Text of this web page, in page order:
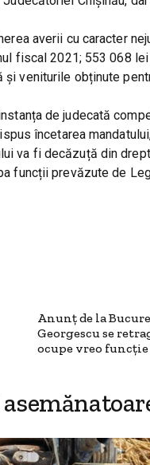
averii cu caracter
fiscal 2021; 553 068
veniturile obținute
de judecată
încetarea
va fi decăzuță din
funcții prevăzute de
Anunț de la
Georgescu se
ocupe vreo